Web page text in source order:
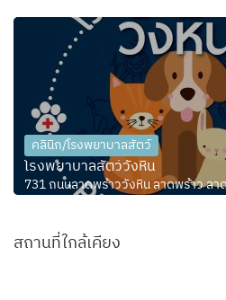
คลินิก/โรงพยาบาลสัตว์
โรงพยาบาลสัตว์วังหิน
731 ถนนลาดพร้าววังหิน ลาดพร้าว ลา
สถานที่ใกล้เคียง